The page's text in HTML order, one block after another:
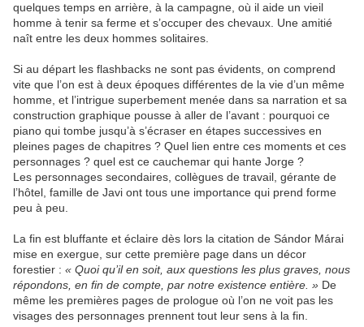
quelques temps en arrière, à la campagne, où il aide un vieil
homme à tenir sa ferme et s’occuper des chevaux. Une amitié
naît entre les deux hommes solitaires.
Si au départ les flashbacks ne sont pas évidents, on comprend
vite que l’on est à deux époques différentes de la vie d’un même
homme, et l’intrigue superbement menée dans sa narration et sa
construction graphique pousse à aller de l’avant : pourquoi ce
piano qui tombe jusqu’à s’écraser en étapes successives en
pleines pages de chapitres ? Quel lien entre ces moments et ces
personnages ? quel est ce cauchemar qui hante Jorge ?
Les personnages secondaires, collègues de travail, gérante de
l’hôtel, famille de Javi ont tous une importance qui prend forme
peu à peu.
La fin est bluffante et éclaire dès lors la citation de Sándor Márai
mise en exergue, sur cette première page dans un décor
forestier : « Quoi qu’il en soit, aux questions les plus graves, nous
répondons, en fin de compte, par notre existence entière. » De
même les premières pages de prologue où l’on ne voit pas les
visages des personnages prennent tout leur sens à la fin.